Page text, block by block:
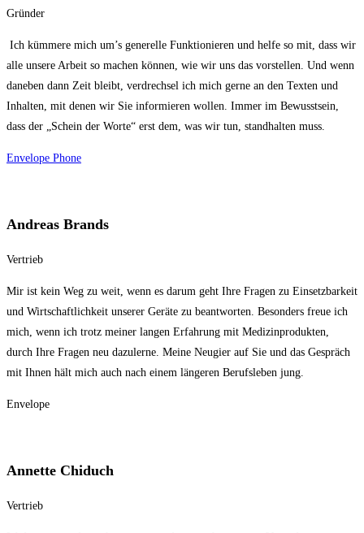
Gründer
Ich kümmere mich um’s generelle Funktionieren und helfe so mit, dass wir
alle unsere Arbeit so machen können, wie wir uns das vorstellen. Und wenn
daneben dann Zeit bleibt, verdrechsel ich mich gerne an den Texten und
Inhalten, mit denen wir Sie informieren wollen. Immer im Bewusstsein,
dass der „Schein der Worte“ erst dem, was wir tun, standhalten muss.
Envelope Phone
Andreas Brands
Vertrieb
Mir ist kein Weg zu weit, wenn es darum geht Ihre Fragen zu Einsetzbarkeit
und Wirtschaftlichkeit unserer Geräte zu beantworten. Besonders freue ich
mich, wenn ich trotz meiner langen Erfahrung mit Medizinprodukten,
durch Ihre Fragen neu dazulerne. Meine Neugier auf Sie und das Gespräch
mit Ihnen hält mich auch nach einem längeren Berufsleben jung.
Envelope
Annette Chiduch
Vertrieb